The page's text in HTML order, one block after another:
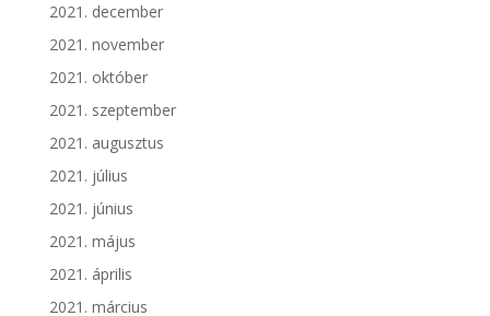
2021. december
2021. november
2021. október
2021. szeptember
2021. augusztus
2021. július
2021. június
2021. május
2021. április
2021. március